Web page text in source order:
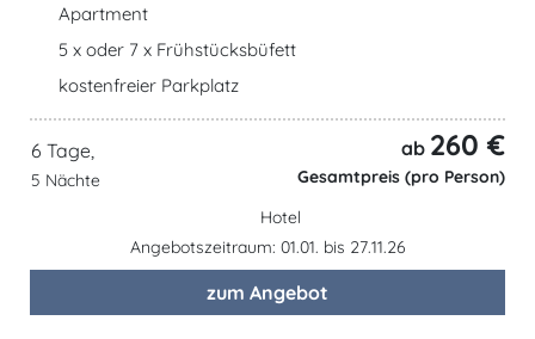
Apartment
5 x oder 7 x Frühstücksbüfett
kostenfreier Parkplatz
6 Tage,
5 Nächte
ab 260 €
Gesamtpreis (pro Person)
Hotel
Angebotszeitraum: 01.01. bis 27.11.26
zum Angebot